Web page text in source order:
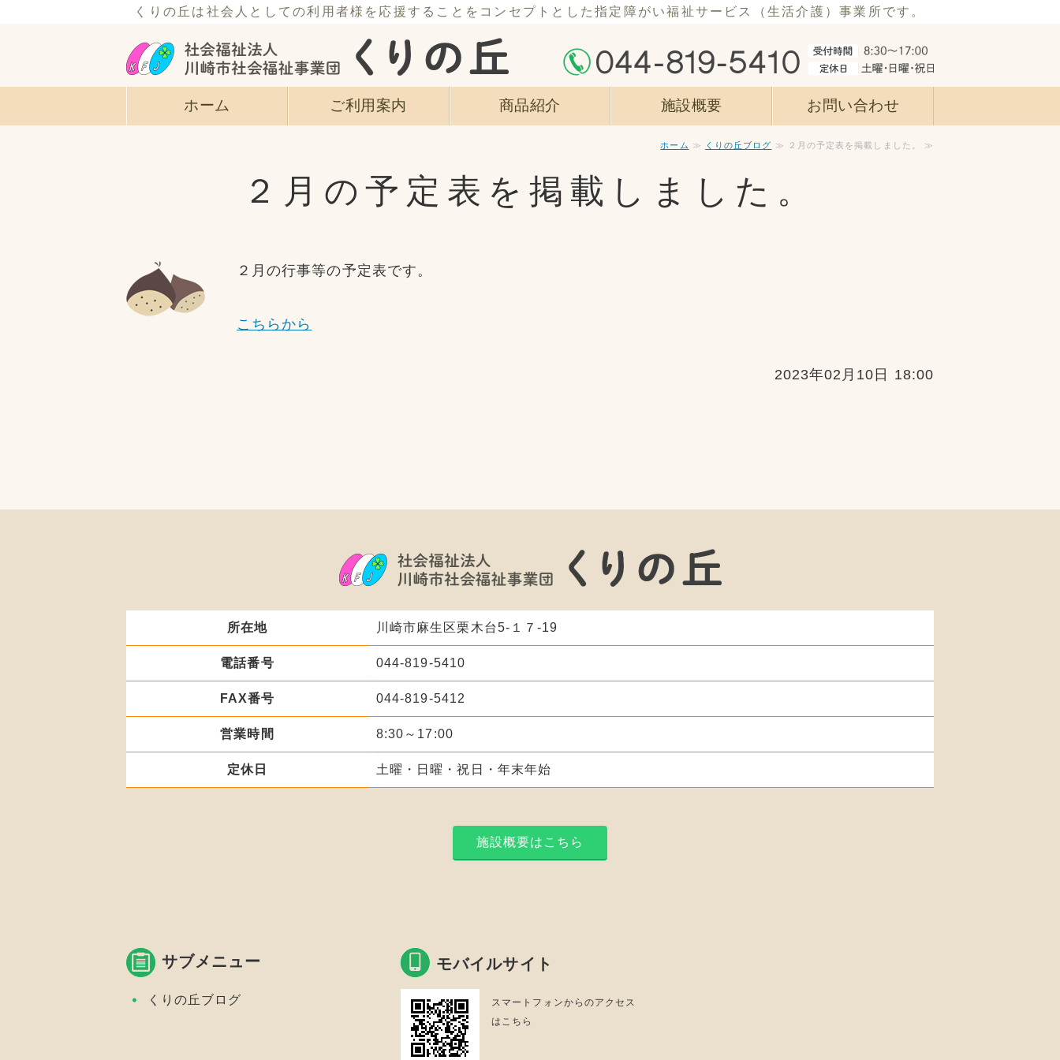
社会福祉法人川崎市社会福祉事業団 くりの丘｜指
くりの丘は社会人としての利用者様を応援することをコンセプトとした指定障がい福祉サービス（生活介護）事業所です。
ホーム ご利用案内 商品紹介 施設概要 お問い合わせ
ホーム ≫ くりの丘ブログ ≫ ２月の予定表を掲載しました。 ≫
２月の予定表を掲載しました。
２月の行事等の予定表です。
こちらから
2023年02月10日 18:00
所在地 川崎市麻生区栗木台5-１７-19
電話番号 044-819-5410
FAX番号 044-819-5412
営業時間 8:30～17:00
定休日 土曜・日曜・祝日・年末年始
施設概要はこちら
サブメニュー
くりの丘ブログ
モバイルサイト
スマートフォンからのアクセス
はこちら